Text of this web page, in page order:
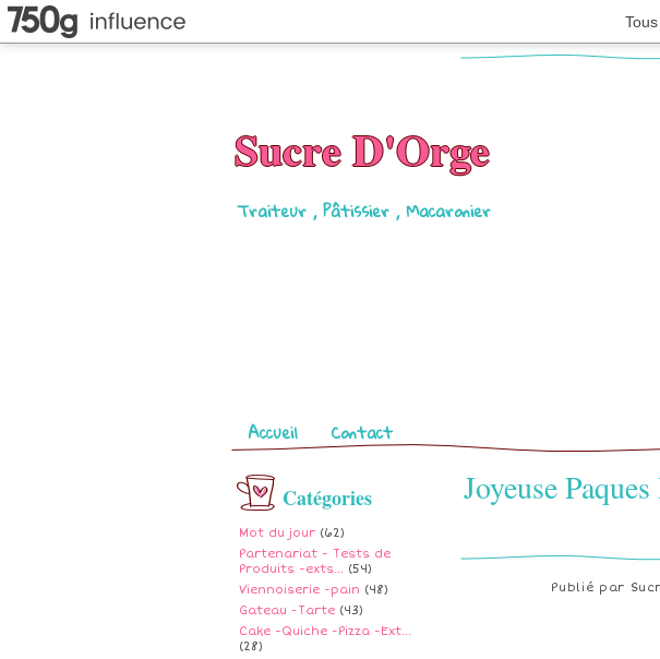
Sucre D'Orge
Traiteur , Pâtissier , Macaronier
Pages
Accueil Contact
Catégories
Mot du jour (62)
Partenariat - Tests de
Produits -exts... (54)
Viennoiserie -pain (48)
Gateau -Tarte (43)
Cake -Quiche -Pizza -Ext...
(28)
Joyeuse
Publié par